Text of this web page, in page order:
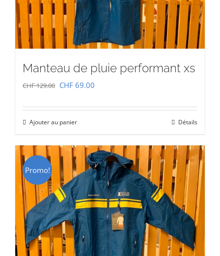
Manteau de pluie performant xs
CHF129.00 Le
initial
était :
CHF 129.00.
CHF 69.00
actuel
CHF 69.00.
Ajouter au panier Détails
Promo!